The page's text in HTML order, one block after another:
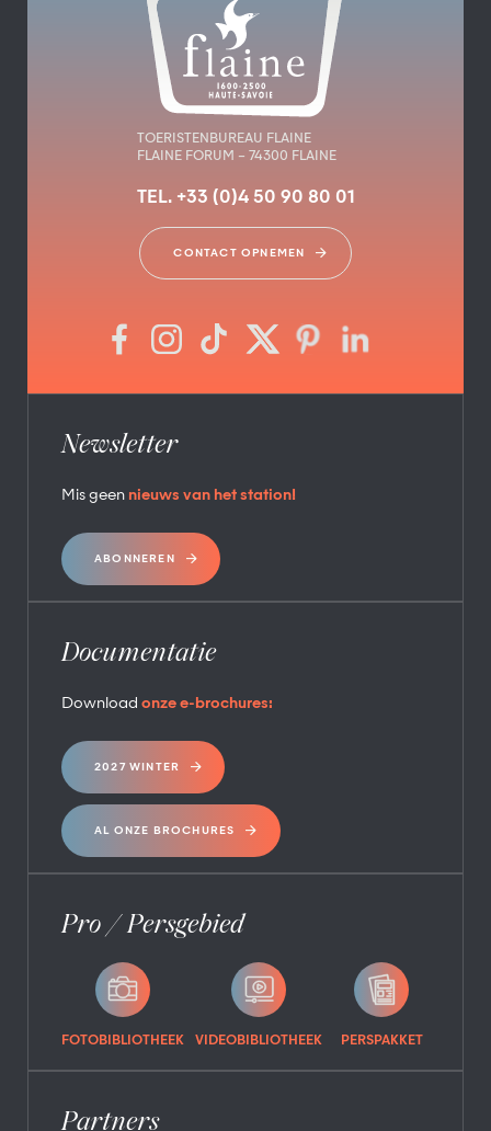
TOERISTENBUREAU FLAINE
FLAINE FORUM – 74300 FLAINE
TEL. +33 (0)4 50 90 80 01
CONTACT OPNEMEN
Newsletter
Mis geen nieuws van het station!
ABONNEREN
Documentatie
Download onze e-brochures:
2027 WINTER
AL ONZE BROCHURES
Pro / Persgebied
FOTOBIBLIOTHEEK VIDEOBIBLIOTHEEK PERSPAKKET
Partners